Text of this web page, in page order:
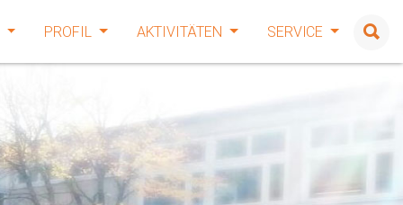
PROFIL AKTIVITÄTEN SERVICE